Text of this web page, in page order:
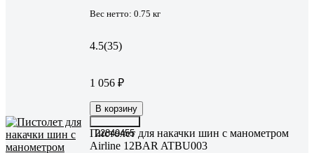
Вес нетто: 0.75 кг
4.5(35)
1 056 ₽
В корзину
22849455
Пистолет для накачки шин с манометром
Airline 12BAR ATBU003